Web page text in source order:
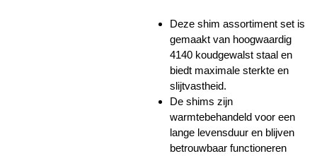
Deze shim assortiment set is
gemaakt van hoogwaardig
4140 koudgewalst staal en
biedt maximale sterkte en
slijtvastheid.
De shims zijn
warmtebehandeld voor een
lange levensduur en blijven
betrouwbaar functioneren